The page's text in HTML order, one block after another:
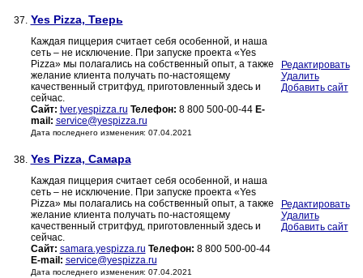
37. Yes Pizza, Тверь
Каждая пиццерия считает себя особенной, и наша
сеть – не исключение. При запуске проекта «Yes
Pizza» мы полагались на собственный опыт, а также
желание клиента получать по-настоящему
качественный стритфуд, приготовленный здесь и
сейчас.
Сайт: tver.yespizza.ru Телефон: 8 800 500-00-44 E-
mail: service@yespizza.ru
Дата последнего изменения: 07.04.2021
Редактировать
Удалить
Добавить сайт
38. Yes Pizza, Самара
Каждая пиццерия считает себя особенной, и наша
сеть – не исключение. При запуске проекта «Yes
Pizza» мы полагались на собственный опыт, а также
желание клиента получать по-настоящему
качественный стритфуд, приготовленный здесь и
сейчас.
Сайт: samara.yespizza.ru Телефон: 8 800 500-00-44
E-mail: service@yespizza.ru
Дата последнего изменения: 07.04.2021
Редактировать
Удалить
Добавить сайт